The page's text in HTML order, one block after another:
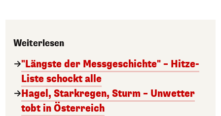
Weiterlesen
"Längste der Messgeschichte" – Hitze-
Liste schockt alle
Hagel, Starkregen, Sturm – Unwetter
tobt in Österreich